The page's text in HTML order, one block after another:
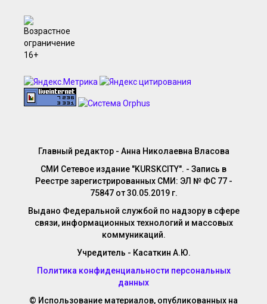
Главный редактор - Анна Николаевна Власова
СМИ Сетевое издание "KURSKCITY". - Запись в
Реестре зарегистрированных СМИ: ЭЛ № ФС 77 -
75847 от 30.05.2019 г.
Выдано Федеральной службой по надзору в сфере
связи, информационных технологий и массовых
коммуникаций.
Учредитель - Касаткин А.Ю.
Политика конфиденциальности персональных
данных
© Использование материалов, опубликованных на